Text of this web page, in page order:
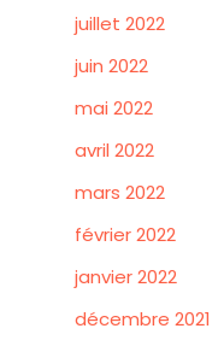
juillet 2022
juin 2022
mai 2022
avril 2022
mars 2022
février 2022
janvier 2022
décembre 2021